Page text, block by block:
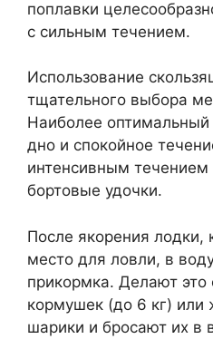
поплавки
с сильным течением.
Использование
тщательного выбора
Наиболее
дно и спокойное
интенсивным течением
бортовые удочки.
После якорения лодки,
место для ловли, в
прикормка. Делают
кормушек (до 6 кг)
шарики и бросают их в